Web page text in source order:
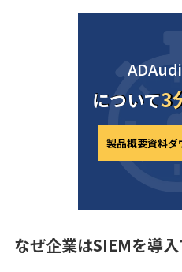
について3
製品概要資料ダ
なぜ企業はSIEMを導